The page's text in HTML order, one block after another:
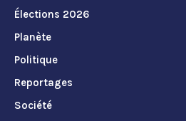
Élections 2026
Planète
Politique
Reportages
Société